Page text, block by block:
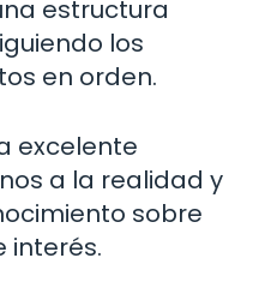
estructura
los
en orden.
excelente
a la realidad y
sobre
interés.